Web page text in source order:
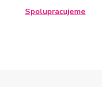
Spolupracujeme